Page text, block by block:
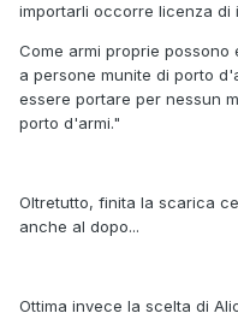
importarli occorre licenza di
Come armi proprie possono
a persone munite di porto
essere portare per nessun
porto d'armi."
Oltretutto, finita la scarica
anche al dopo...
Ottima invece la scelta di